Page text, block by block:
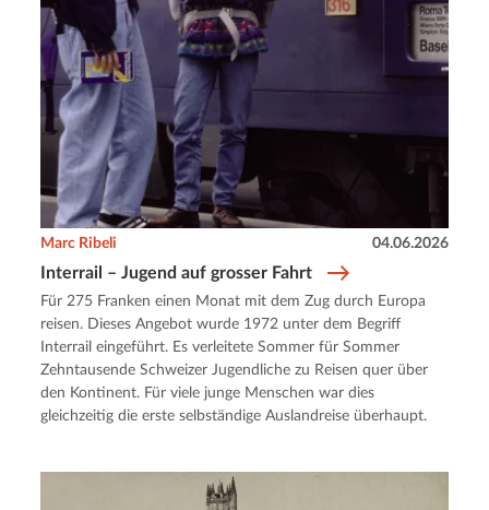
Interrail – Jugend auf grosser Fahrt
Marc Ribeli 04.06.2026
Für 275 Franken einen Monat mit dem Zug durch Europa
reisen. Dieses Angebot wurde 1972 unter dem Begriff
Interrail eingeführt. Es verleitete Sommer für Sommer
Zehntausende Schweizer Jugendliche zu Reisen quer über
den Kontinent. Für viele junge Menschen war dies
gleichzeitig die erste selbständige Auslandreise überhaupt.